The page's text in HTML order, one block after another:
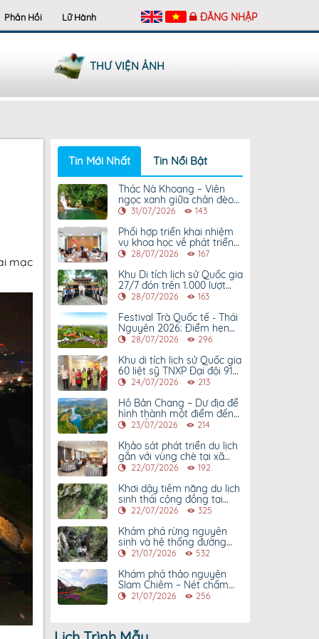
Phản Hồi Lữ Hành ĐĂNG NHẬP
THƯ VIỆN ẢNH
mạc
Tin Mới Nhất Tin Nổi Bật
Thác Nà Khoang – Viên
ngọc xanh giữa chân đèo
Gió31/07/2026 143
Phối hợp triển khai nhiệm
vụ khoa học về phát triển
du lịch di sản tại Thái
28/07/2026 167
Khu Di tích lịch sử Quốc gia
27/7 đón trên 1.000 lượt
khách dịp kỷ niệm 79 năm
28/07/2026 163
Festival Trà Quốc tế - Thái
Nguyên 2026: Điểm hẹn
của văn hóa trà và du lịch
28/07/2026 296
Khu di tích lịch sử Quốc gia
60 liệt sỹ TNXP Đại đội 915
– Điểm hẹn của những
24/07/2026 213
Hồ Bản Chang – Dư địa để
hình thành một điểm đến
hấp dẫn
23/07/2026 214
Khảo sát phát triển du lịch
gắn với vùng chè tại xã
Tân Cương
22/07/2026 192
Khơi dậy tiềm năng du lịch
sinh thái cộng đồng tại
Bản Loàn, xã Yên Thịnh
22/07/2026 325
Khám phá rừng nguyên
sinh và hệ thống đường
hầm trăm năm tại Phja
21/07/2026 532
Khám phá thảo nguyên
Slam Chiêm – Nét chấm
phá mới của du lịch Thái
21/07/2026 256